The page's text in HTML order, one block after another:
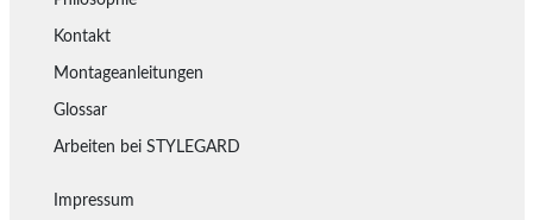
Kontakt
Montageanleitungen
Glossar
Arbeiten bei STYLEGARD
Impressum